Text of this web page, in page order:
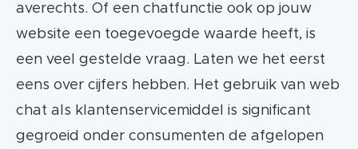
reageren, onbeantwoorde chatverzoeken,
slechte communicatie, geen overzicht van
de chat sturen en de extra laadtijd die het
met zich meebrengt.
averechts. Of een chatfunctie ook op jouw
website een toegevoegde waarde heeft, is
een veel gestelde vraag. Laten we het eerst
eens over cijfers hebben. Het gebruik van web
chat als klantenservicemiddel is significant
gegroeid onder consumenten de afgelopen